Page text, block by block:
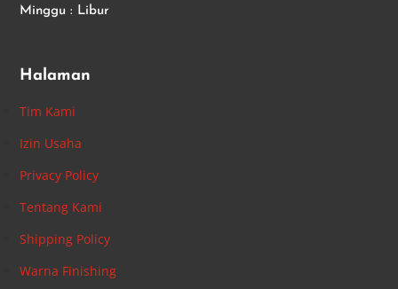
Minggu : Libur
Halaman
Tim Kami
Izin Usaha
Privacy Policy
Tentang Kami
Shipping Policy
Warna Finishing